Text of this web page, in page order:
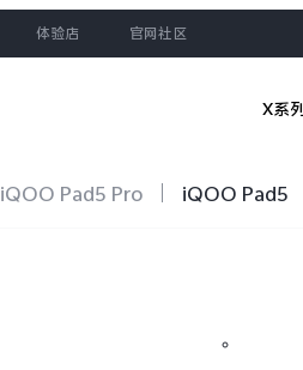
体验店 官网社区
X系列
大家都在搜
iQOO Pad5 Pro iQOO Pad5